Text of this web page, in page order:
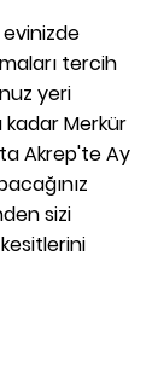
evinizde
tercih
yeri
kadar Merkür
Akrep'te Ay
sizi